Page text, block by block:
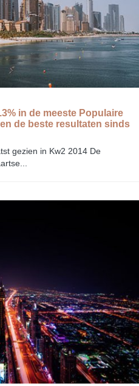
in de meeste Populaire
de beste resultaten sinds
gezien in Kw2 2014 De